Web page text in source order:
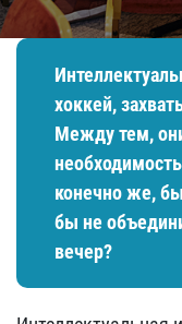
хоккей,
Между тем,
конечно же,
бы не
вечер?